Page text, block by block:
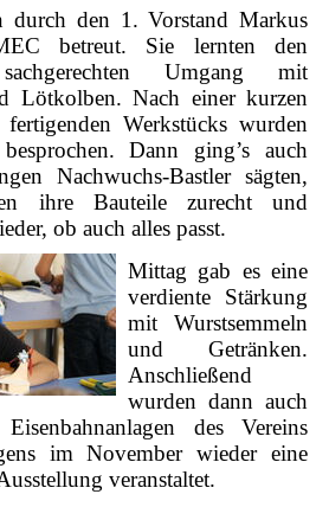
durch den 1. Vorstand Markus
betreut. Sie lernten den
Umgang mit
Lötkolben. Nach einer kurzen
Werkstücks wurden
Dann ging’s auch
Nachwuchs-Bastler sägten,
ihre Bauteile zurecht und
ob auch alles passt.
Mittag gab es eine
verdiente Stärkung
mit Wurstsemmeln
und Getränken.
Anschließend
wurden dann auch
des Vereins
im November wieder eine
veranstaltet.